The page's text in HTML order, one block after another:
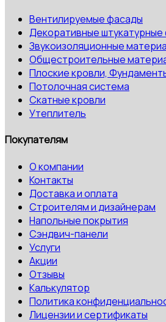
Вентилируемые фасады
Декоративные
Звукоизоляционные
Общестроительные
Плоские кровли,
Потолочная система
Скатные кровли
Утеплитель
Покупателям
О компании
Контакты
Доставка и оплата
Строителям и дизайнерам
Напольные покрытия
Сэндвич-панели
Услуги
Акции
Отзывы
Калькулятор
Политика
Лицензии и сертификаты